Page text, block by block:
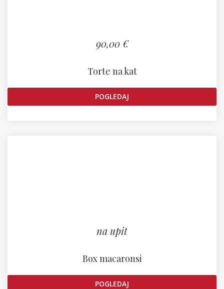
90,00 €
Torte na kat
POGLEDAJ
na upit
Box macaronsi
POGLEDAJ